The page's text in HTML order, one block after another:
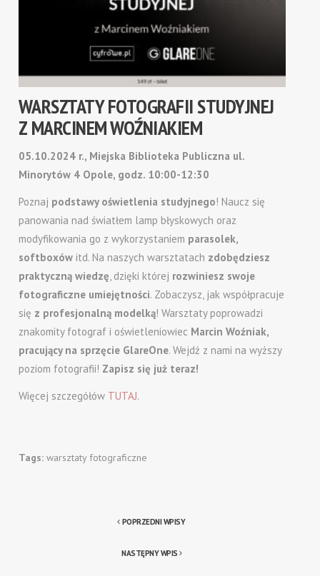
WARSZTATY FOTOGRAFII STUDYJNEJ
Z MARCINEM WOŹNIAKIEM
05.10.2024 r., Miejska Biblioteka Publiczna ul.
Minorytów 4 Opole, godz. 10:00-12:30
Poznaj podstawy oświetlenia studyjnego! Naucz się
panowania nad światłem lamp błyskowych oraz
modyfikowania go z wykorzystaniem parasolek,
softboxówitd. Na naszych warsztatach zdobędziesz
praktyczną wiedzę , dzięki której rozwiniesz swoje
fotograficzne umiejętności. Zobaczysz, jak współpracuje
się z profesjonalną modelką! Warsztaty poprowadzi
znakomity fotograf i oświetleniowiec Marcin Woźniak,
pracujący na sprzęcie GlareOne. Wejdź z nami na wyższy
poziom fotografii! Zapisz się już teraz!
Więcej szczegółów TUTAJ.
Tags: warsztaty fotograficzne
POPRZEDNI WPISY
NASTĘPNY WPIS